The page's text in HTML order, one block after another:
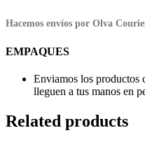
Hacemos envíos por Olva
EMPAQUES
Enviamos los productos
lleguen a tus manos en
Related products